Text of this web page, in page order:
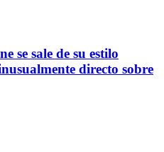
se sale de su estilo
directo sobre